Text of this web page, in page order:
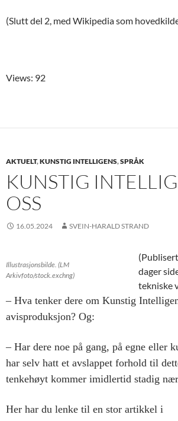
(Slutt del 2, med Wikipedia som
Views: 92
AKTUELT,KUNSTIG INTELLIGENS,SPRÅK
KUNSTIG
OSS
16.05.2024 SVEIN-HARALD STRAND
Illustrasjonsbilde. (LM
Arkivfoto/stock.exchng)
dager
tekniske
– Hva tenker dere om Kunstig
avisproduksjon? Og:
– Har dere noe på gang, på egne eller
har selv hatt et avslappet forhold til
tenkehøyt kommer imidlertid stadig
Her har du lenke til en stor artikkel i